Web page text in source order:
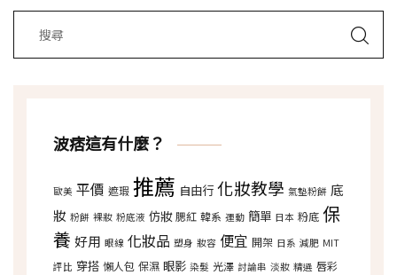
波痞這有什麼？
歐美 平價 遮瑕 推薦 自由行 化妝教學 氣墊粉餅 底
妝 粉餅 裸妝 粉底液 仿妝 腮紅 韓系 運動 簡單 日本 粉底 保
養 好用 眼線 化妝品 塑身 妝容 便宜 開架 日系 減肥 MIT
評比 穿搭 懶人包 保濕 眼影 染髮 光澤 討論串 淡妝 精選 唇彩